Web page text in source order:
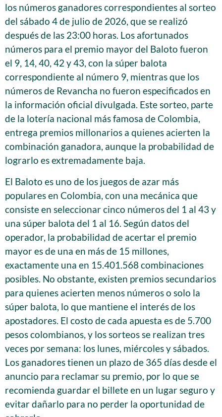
los números ganadores correspondientes al sorteo
del sábado 4 de julio de 2026, que se realizó
después de las 23:00 horas. Los afortunados
números para el premio mayor del Baloto fueron
el 9, 14, 40, 42 y 43, con la súper balota
correspondiente al número 9, mientras que los
números de Revancha no fueron especificados en
la información oficial divulgada. Este sorteo, parte
de la lotería nacional más famosa de Colombia,
entrega premios millonarios a quienes acierten la
combinación ganadora, aunque la probabilidad de
lograrlo es extremadamente baja.
El Baloto es uno de los juegos de azar más
populares en Colombia, con una mecánica que
consiste en seleccionar cinco números del 1 al 43 y
una súper balota del 1 al 16. Según datos del
operador, la probabilidad de acertar el premio
mayor es de una en más de 15 millones,
exactamente una en 15.401.568 combinaciones
posibles. No obstante, existen premios secundarios
para quienes acierten menos números o solo la
súper balota, lo que mantiene el interés de los
apostadores. El costo de cada apuesta es de 5.700
pesos colombianos, y los sorteos se realizan tres
veces por semana: los lunes, miércoles y sábados.
Los ganadores tienen un plazo de 365 días desde el
anuncio para reclamar su premio, por lo que se
recomienda guardar el billete en un lugar seguro y
evitar dañarlo para no perder la oportunidad de